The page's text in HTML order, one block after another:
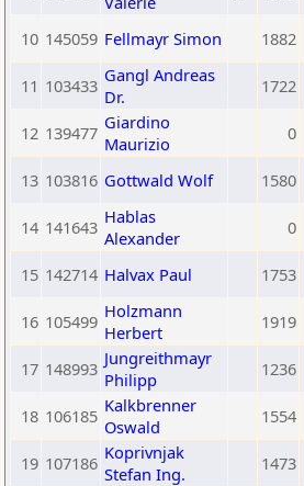
10 145059 Fellmayr Simon 1882
11 103433 Gangl Andreas
Dr.
1722
12 139477 Giardino
Maurizio
0
13 103816 Gottwald Wolf 1580
14 141643 Hablas
Alexander
0
15 142714 Halvax Paul 1753
16 105499 Holzmann
Herbert
1919
17 148993 Jungreithmayr
Philipp
1236
18 106185 Kalkbrenner
Oswald
1554
19 107186 Koprivnjak
Stefan Ing.
1473